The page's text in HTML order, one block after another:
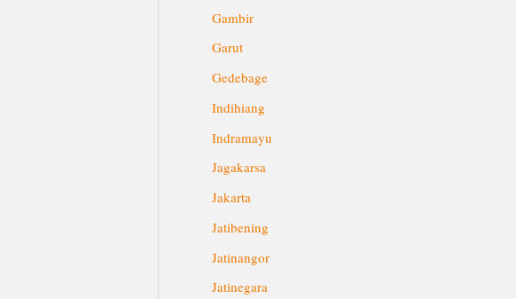
Gambir
Garut
Gedebage
Indihiang
Indramayu
Jagakarsa
Jakarta
Jatibening
Jatinangor
Jatinegara